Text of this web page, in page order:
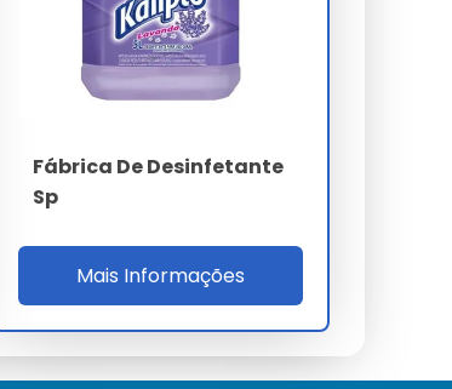
Fábrica De Desinfetante
Sp
Mais Informações